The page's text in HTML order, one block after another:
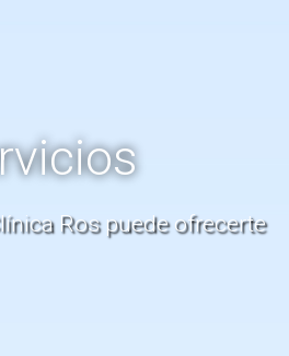
Ros puede ofrecerte